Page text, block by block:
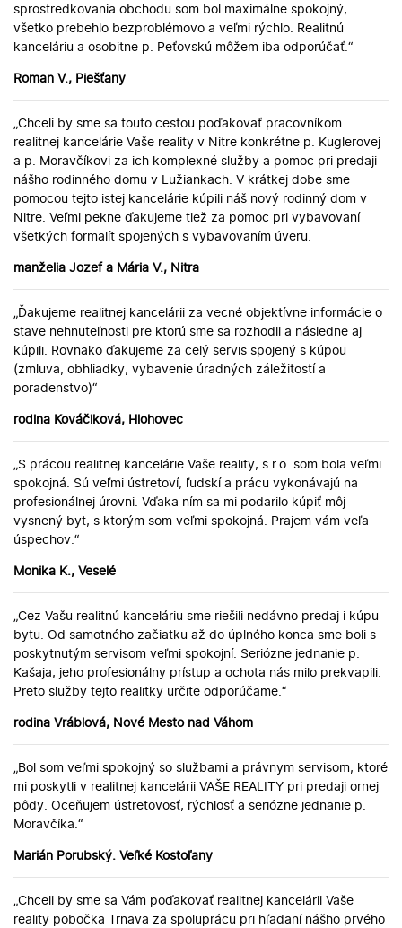
sprostredkovania obchodu som bol maximálne spokojný,
všetko prebehlo bezproblémovo a veľmi rýchlo. Realitnú
kanceláriu a osobitne p. Peťovskú môžem iba odporúčať.“
Roman V., Piešťany
„Chceli by sme sa touto cestou poďakovať pracovníkom
realitnej kancelárie Vaše reality v Nitre konkrétne p. Kuglerovej
a p. Moravčíkovi za ich komplexné služby a pomoc pri predaji
nášho rodinného domu v Lužiankach. V krátkej dobe sme
pomocou tejto istej kancelárie kúpili náš nový rodinný dom v
Nitre. Veľmi pekne ďakujeme tiež za pomoc pri vybavovaní
všetkých formalít spojených s vybavovaním úveru.
manželia Jozef a Mária V., Nitra
„Ďakujeme realitnej kancelárii za vecné objektívne informácie o
stave nehnuteľnosti pre ktorú sme sa rozhodli a následne aj
kúpili. Rovnako ďakujeme za celý servis spojený s kúpou
(zmluva, obhliadky, vybavenie úradných záležitostí a
poradenstvo)“
rodina Kováčiková, Hlohovec
„S prácou realitnej kancelárie Vaše reality, s.r.o. som bola veľmi
spokojná. Sú veľmi ústretoví, ľudskí a prácu vykonávajú na
profesionálnej úrovni. Vďaka ním sa mi podarilo kúpiť môj
vysnený byt, s ktorým som veľmi spokojná. Prajem vám veľa
úspechov.“
Monika K., Veselé
„Cez Vašu realitnú kanceláriu sme riešili nedávno predaj i kúpu
bytu. Od samotného začiatku až do úplného konca sme boli s
poskytnutým servisom veľmi spokojní. Seriózne jednanie p.
Kašaja, jeho profesionálny prístup a ochota nás milo prekvapili.
Preto služby tejto realitky určite odporúčame.“
rodina Vráblová, Nové Mesto nad Váhom
„Bol som veľmi spokojný so službami a právnym servisom, ktoré
mi poskytli v realitnej kancelárii VAŠE REALITY pri predaji ornej
pôdy. Oceňujem ústretovosť, rýchlosť a seriózne jednanie p.
Moravčíka.“
Marián Porubský. Veľké Kostoľany
„Chceli by sme sa Vám poďakovať realitnej kancelárii Vaše
reality pobočka Trnava za spoluprácu pri hľadaní nášho prvého